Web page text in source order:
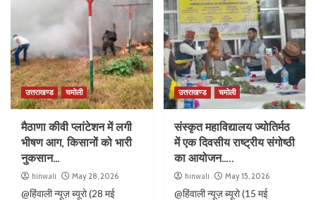
उत्तराखण्ड चमोली
मैठाणा कीवी प्लांटेशन में लगी
भीषण आग, किसानों को भारी
नुकसान…
hinwali May 28, 2026
@हिंवाली न्यूज़ ब्यूरो (28 मई
उत्तराखण्ड चमोली
संस्कृत महाविद्यालय ज्योतिर्मठ
में एक दिवसीय राष्ट्रीय संगोष्ठी
का आयोजन…..
hinwali May 15, 2026
@हिंवाली न्यूज़ ब्यूरो (15 मई